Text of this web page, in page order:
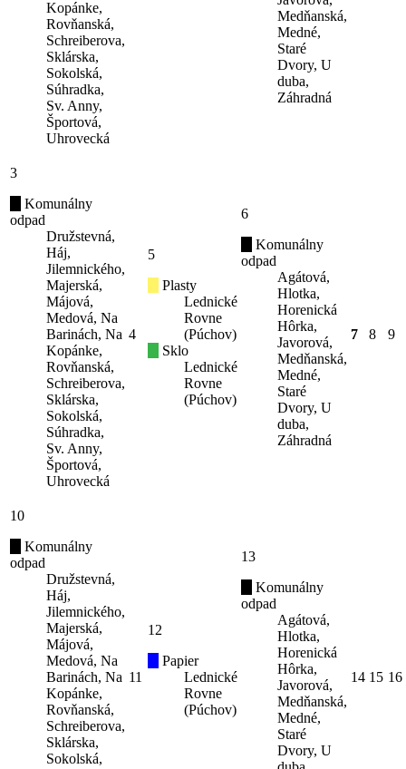
Kopánke,
Rovňanská,
Schreiberova,
Sklárska,
Sokolská,
Súhradka,
Sv. Anny,
Športová,
Uhrovecká
Medňanská,
Medné,
Staré
Dvory, U
duba,
Záhradná
3
Komunálny
odpad
Družstevná,
Háj,
Jilemnického,
Majerská,
Májová,
Medová, Na
Barinách, Na
Kopánke,
Rovňanská,
Schreiberova,
Sklárska,
Sokolská,
Súhradka,
Sv. Anny,
Športová,
Uhrovecká
4
5
Plasty
Lednické
Rovne
(Púchov)
Sklo
Lednické
Rovne
(Púchov)
6
Komunálny
odpad
Agátová,
Hlotka,
Horenická
Hôrka,
Javorová,
Medňanská,
Medné,
Staré
Dvory, U
duba,
Záhradná
7 8 9
10
Komunálny
odpad
Družstevná,
Háj,
Jilemnického,
Majerská,
Májová,
Medová, Na
Barinách, Na
Kopánke,
Rovňanská,
Schreiberova,
Sklárska,
Sokolská,
11
12
Papier
Lednické
Rovne
(Púchov)
13
Komunálny
odpad
Agátová,
Hlotka,
Horenická
Hôrka,
Javorová,
Medňanská,
Medné,
Staré
Dvory, U
14 15 16